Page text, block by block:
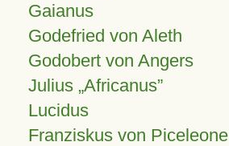
Gaianus
Godefried von Aleth
Godobert von Angers
Julius Africanus
Lucidus
Franziskus von Piceleone